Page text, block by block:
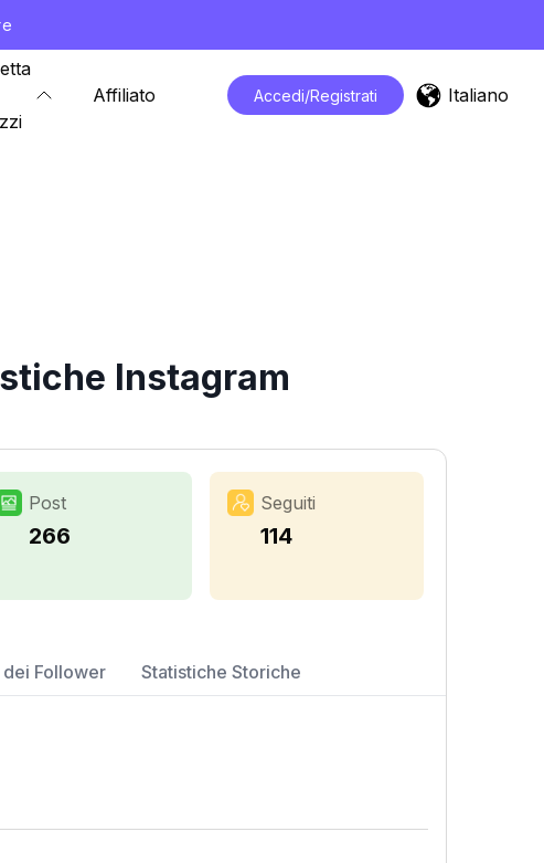
Affiliato Accedi/Registrati Italiano
Instagram
Post
266
Seguiti
114
Follower Statistiche Storiche